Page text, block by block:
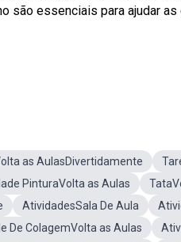
são essenciais para ajudar
as AulasDivertidamente
PinturaVolta as Aulas
AtividadesSala De Aula
De ColagemVolta as Aulas